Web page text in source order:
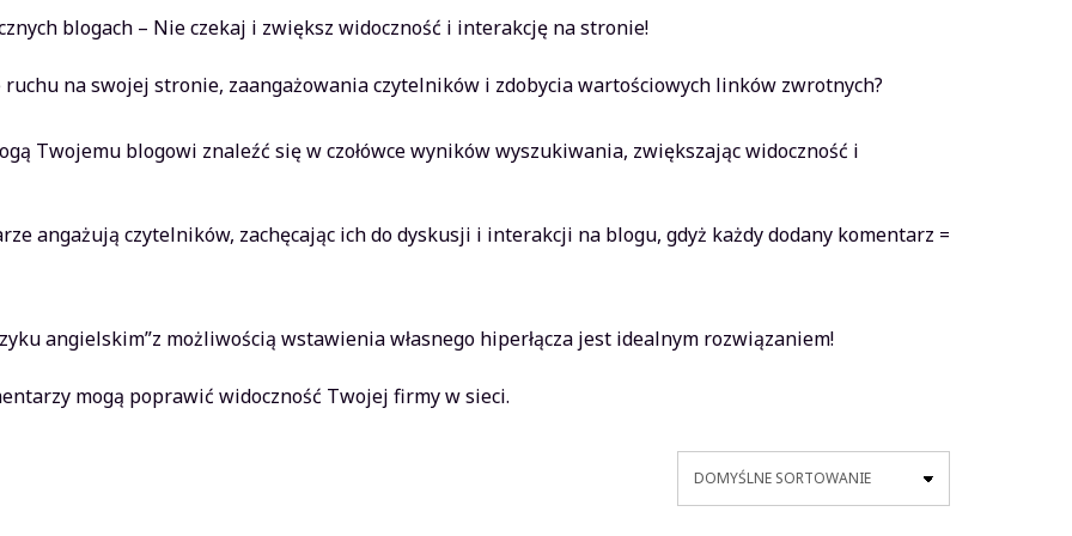
blogach – Nie czekaj i zwiększ widoczność i interakcję na stronie!
na swojej stronie, zaangażowania czytelników i zdobycia wartościowych linków zwrotnych?
Twojemu blogowi znaleźć się w czołówce wyników wyszukiwania, zwiększając widoczność i
angażują czytelników, zachęcając ich do dyskusji i interakcji na blogu, gdyż każdy dodany komentarz =
angielskim”z możliwością wstawienia własnego hiperłącza jest idealnym rozwiązaniem!
mogą poprawić widoczność Twojej firmy w sieci.